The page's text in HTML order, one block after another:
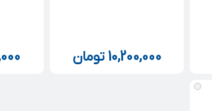
10,200,000 تومان